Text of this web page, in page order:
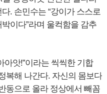
. 손민수는 “강이가 스스로
이다”라며 울컥함을 감추
아앗!”이라는 씩씩한 기합
복해 나간다. 자신의 몸보다
동으로 올라 정상에서 빼꼼